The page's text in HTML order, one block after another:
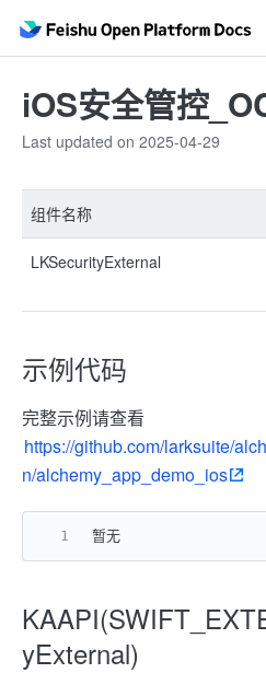
iOS安全管控
Last updated on 2025-04-29
组件名称
LKSecurityExternal
示例代码
完整示例请查看
https://github.com/larksuite/
n/alchemy_app_demo_ios
暂无
yExternal)